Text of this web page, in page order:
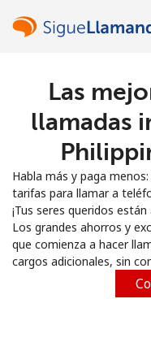
Las
llamadas
Habla más y paga
tarifas para llamar a
¡Tus seres queridos
Los grandes ahorros y
que comienza a hacer
cargos adicionales, sin